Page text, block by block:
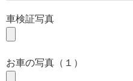
車検証写真
お車の写真（１）